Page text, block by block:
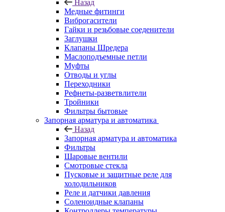
Назад
Медные фитинги
Виброгасители
Гайки и резьбовые соеденители
Заглушки
Клапаны Шредера
Маслоподъемные петли
Муфты
Отводы и углы
Переходники
Рефнеты-разветвлители
Тройники
Фильтры бытовые
Запорная арматура и автоматика
Назад
Запорная арматура и автоматика
Фильтры
Шаровые вентили
Смотровые стекла
Пусковые и защитные реле для
холодильников
Реле и датчики давления
Соленоидные клапаны